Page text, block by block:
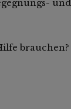
und
brauchen?